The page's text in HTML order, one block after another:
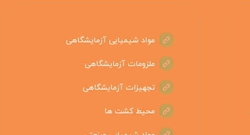
مواد شیمیایی آزمایشگاهی
ملزومات آزمایشگاهی
تجهیزات آزمایشگاهی
محیط کشت ها